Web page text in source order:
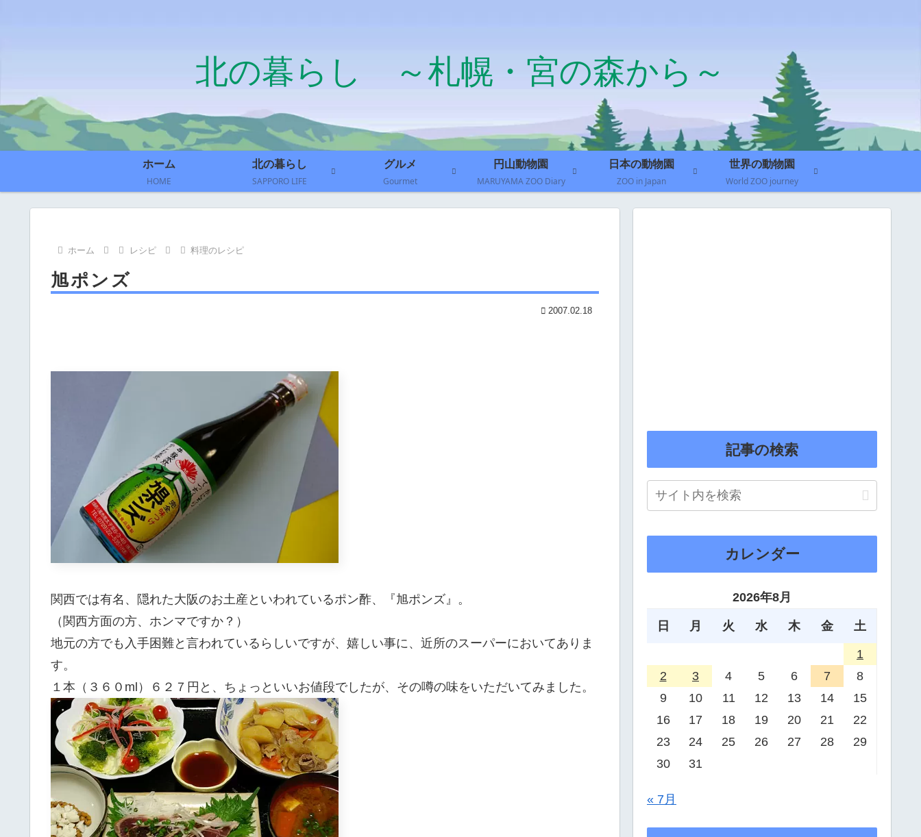
北の暮らし ～札幌・宮の森から～
ホーム
HOME
北の暮らし
SAPPORO LIFE
グルメ
Gourmet
円山動物園
MARUYAMA ZOO Diary
日本の動物園
ZOO in Japan
世界の動物園
World ZOO journey
ホーム レシピ 料理のレシピ
旭ポンズ
2007.02.18
関西では有名、隠れた大阪のお土産といわれているポン酢、『旭ポンズ』。
（関西方面の方、ホンマですか？）
地元の方でも入手困難と言われているらしいですが、嬉しい事に、近所のスーパーにおいてありま
す。
１本（３６０ml）６２７円と、ちょっといいお値段でしたが、その噂の味をいただいてみました。
記事の検索
カレンダー
2026年8月
日 月 火 水 木 金 土
1
2
3 4 5 6 7
8
9
10 11 12 13 14
15
16
17 18 19 20 21
22
23
24 25 26 27 28
29
30
31
« 7月